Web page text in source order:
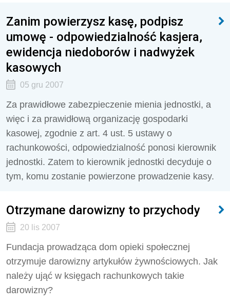
Zanim powierzysz kasę, podpisz
umowę - odpowiedzialność kasjera,
ewidencja niedoborów i nadwyżek
kasowych
05 gru 2007
Za prawidłowe zabezpieczenie mienia jednostki, a
więc i za prawidłową organizację gospodarki
kasowej, zgodnie z art. 4 ust. 5 ustawy o
rachunkowości, odpowiedzialność ponosi kierownik
jednostki. Zatem to kierownik jednostki decyduje o
tym, komu zostanie powierzone prowadzenie kasy.
Otrzymane darowizny to przychody
20 lis 2007
Fundacja prowadząca dom opieki społecznej
otrzymuje darowizny artykułów żywnościowych. Jak
należy ująć w księgach rachunkowych takie
darowizny?